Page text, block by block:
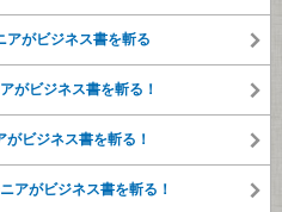
アがビジネス書を斬る
がビジネス書を斬る！
がビジネス書を斬る！
アがビジネス書を斬る！